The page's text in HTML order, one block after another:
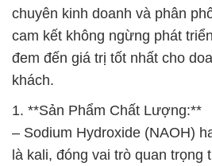
chuyên kinh doanh và phân
cam kết không ngừng phát
đem đến giá trị tốt nhất cho
khách.
1. **Sản Phẩm Chất Lượng:**
– Sodium Hydroxide (NAOH)
là kali, đóng vai trò quan trọng